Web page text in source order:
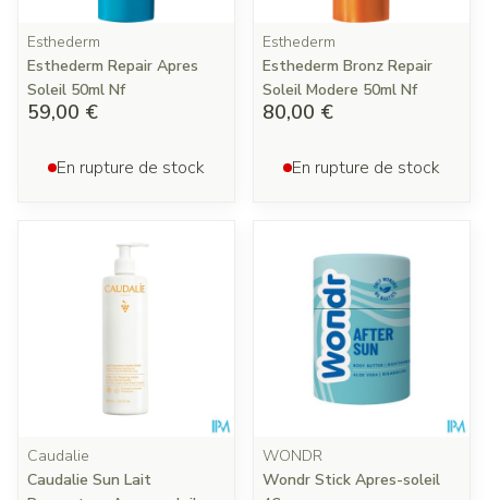
Esthederm
Esthederm Repair Apres
Soleil 50ml Nf
59,00 €
En rupture de stock
Esthederm
Esthederm Bronz Repair
Soleil Modere 50ml Nf
80,00 €
En rupture de stock
Caudalie
Caudalie Sun Lait
WONDR
Wondr Stick Apres-soleil